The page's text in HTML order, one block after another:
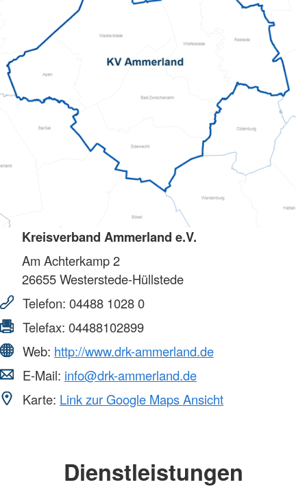
Kreisverband Ammerland e.V.
Am Achterkamp 2
26655Westerstede-Hüllstede
Telefon: 04488 1028 0
Telefax: 04488102899
Web: http://www.drk-ammerland.de
E-Mail: info@drk-ammerland.de
Karte: Link zur Google Maps Ansicht
Dienstleistungen